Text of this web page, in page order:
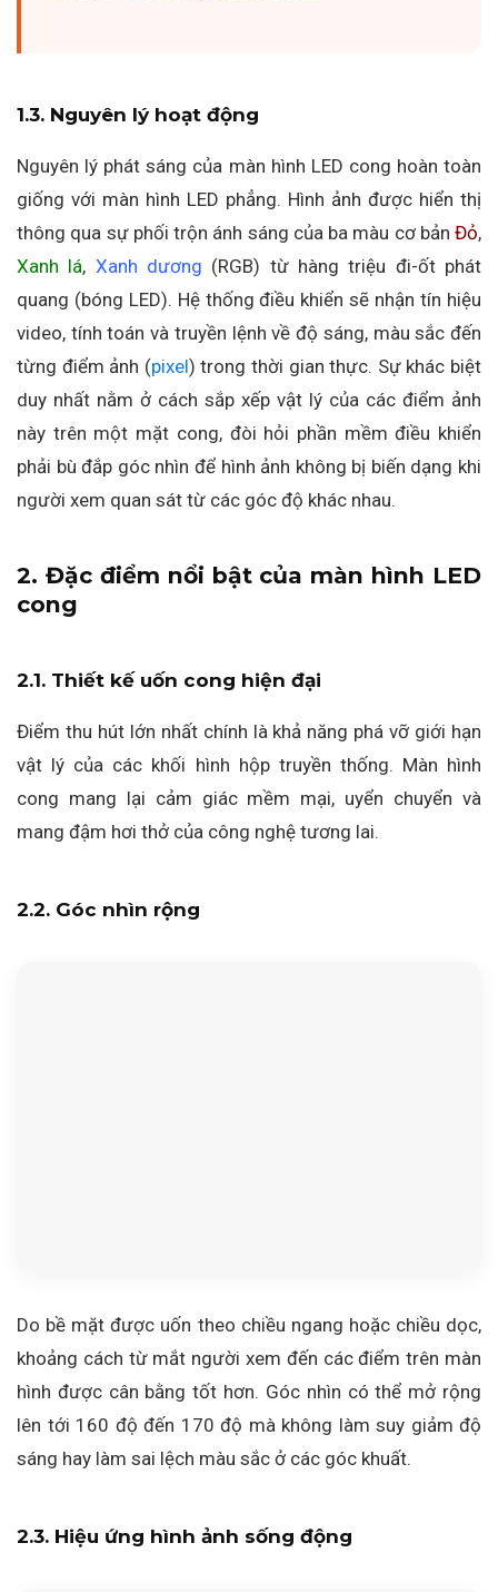
1.3. Nguyên lý hoạt động
Nguyên lý phát sáng của màn hình LED cong hoàn toàn
giống với màn hình LED phẳng. Hình ảnh được hiển thị
thông qua sự phối trộn ánh sáng của ba màu cơ bản Đỏ,
Xanh lá, Xanh dương (RGB) từ hàng triệu đi-ốt phát
quang (bóng LED). Hệ thống điều khiển sẽ nhận tín hiệu
video, tính toán và truyền lệnh về độ sáng, màu sắc đến
từng điểm ảnh (pixel) trong thời gian thực. Sự khác biệt
duy nhất nằm ở cách sắp xếp vật lý của các điểm ảnh
này trên một mặt cong, đòi hỏi phần mềm điều khiển
phải bù đắp góc nhìn để hình ảnh không bị biến dạng khi
người xem quan sát từ các góc độ khác nhau.
2. Đặc điểm nổi bật của màn hình LED
cong
2.1. Thiết kế uốn cong hiện đại
Điểm thu hút lớn nhất chính là khả năng phá vỡ giới hạn
vật lý của các khối hình hộp truyền thống. Màn hình
cong mang lại cảm giác mềm mại, uyển chuyển và
mang đậm hơi thở của công nghệ tương lai.
2.2. Góc nhìn rộng
Do bề mặt được uốn theo chiều ngang hoặc chiều dọc,
khoảng cách từ mắt người xem đến các điểm trên màn
hình được cân bằng tốt hơn. Góc nhìn có thể mở rộng
lên tới 160 độ đến 170 độ mà không làm suy giảm độ
sáng hay làm sai lệch màu sắc ở các góc khuất.
2.3. Hiệu ứng hình ảnh sống động